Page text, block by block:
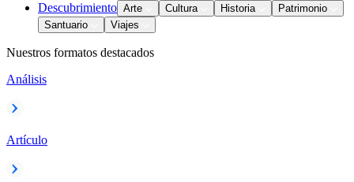
Descubrimiento Arte Cultura Historia
Patrimonio
Santuario
Viajes
Nuestros formatos destacados
Análisis
Artículo